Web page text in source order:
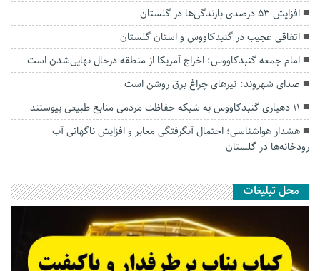
افزایش ۵۳ درصدی بارندگی‌ها در گلستان
اتفاقی عجیب در‌ گنبدکاووس و استان گلستان
امام جمعه گنبدکاووس: اخراج آمریکا از منطقه درحال نهایی‌شدن است
صدای شهروند: تیرهای چراغ برق روشن است
۱۱ دهیاری گنبدکاووس به شبکه حفاظت مردمی منابع طبیعی پیوستند
هشدار هواشناسی؛ احتمال آبگرفتگی معابر و افزایش ناگهانی آب
رودخانه‌ها در گلستان
محل تبلیغات